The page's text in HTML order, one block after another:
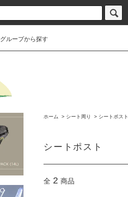
グループから探す
ホーム > シート周り > シートポスト
シートポスト
全 2 商品